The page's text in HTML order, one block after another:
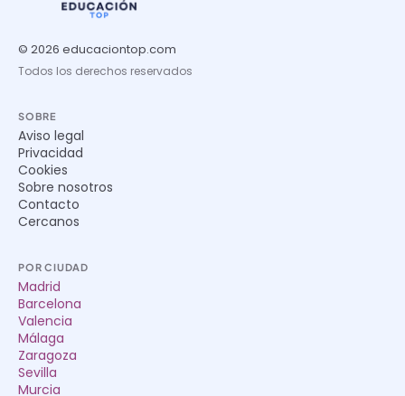
© 2026 educaciontop.com
Todos los derechos reservados
SOBRE
Aviso legal
Privacidad
Cookies
Sobre nosotros
Contacto
Cercanos
POR CIUDAD
Madrid
Barcelona
Valencia
Málaga
Zaragoza
Sevilla
Murcia